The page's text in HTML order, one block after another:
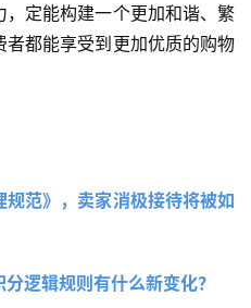
定能构建一个更加和谐、繁
都能享受到更加优质的购物
范》，卖家消极接待将被如
逻辑规则有什么新变化？